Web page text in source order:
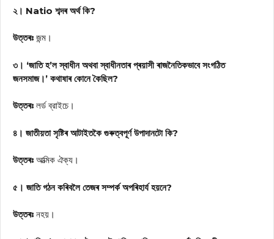
২। Natio শব্দৰ অৰ্থ কি?
উত্তৰঃ জন্ম।
৩। ‘জাতি হ’ল স্বাধীন অথবা স্বাধীনতাৰ প্ৰয়াসী ৰাজনৈতিকভাবে সংগঠিত
জনসমাজ।’ কথাষাৰ কোনে কৈছিল?
উত্তৰঃ লর্ড ব্রাইচে।
৪। জাতীয়তা সৃষ্টিৰ আটাইতকৈ গুৰুত্বপূর্ণ উপাদানটো কি?
উত্তৰঃ আত্মিক ঐক্য।
৫। জাতি গঠন কৰিবলৈ তেজৰ সম্পৰ্ক অপৰিহাৰ্য হয়নে?
উত্তৰঃ নহয়।